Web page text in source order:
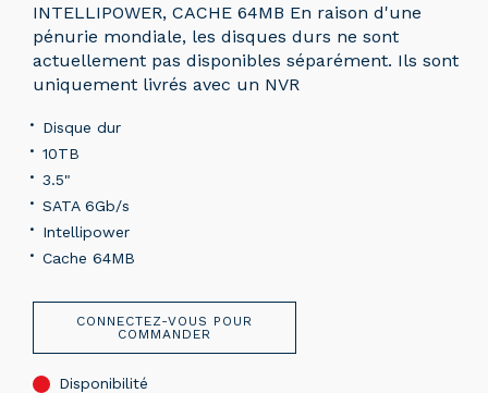
INTELLIPOWER, CACHE 64MB En raison d'une
pénurie mondiale, les disques durs ne sont
actuellement pas disponibles séparément. Ils sont
uniquement livrés avec un NVR
Disque dur
10TB
3.5"
SATA 6Gb/s
Intellipower
Cache 64MB
CONNECTEZ-VOUS POUR
COMMANDER
Disponibilité